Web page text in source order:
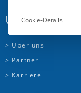
UNTERNEHMEN
> Über uns
> Partner
> Karriere
Cookie-Details